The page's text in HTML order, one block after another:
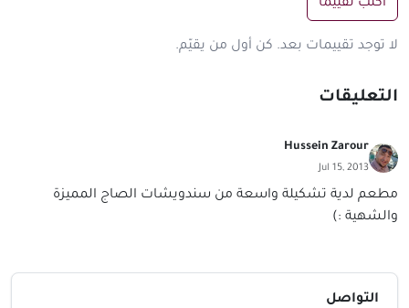
اكتب تقييمًا
لا توجد تقييمات بعد. كن أول من يقيّم.
التعليقات
Hussein Zarour
Jul 15, 2013
مطعم لدية تشكيلة واسعة من سندويشات الصاج المميزة
والشهية :)
التواصل